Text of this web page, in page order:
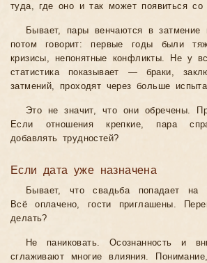
туда, где оно и так может появиться со
Бывает, пары венчаются в затмение
потом говорит: первые годы были
кризисы, непонятные конфликты. Не у
статистика показывает — браки,
затмений, проходят через больше
Это не значит, что они обречены.
Если отношения крепкие, пара
добавлять трудностей?
Если дата уже назначена
Бывает, что свадьба попадает на
Всё оплачено, гости приглашены.
делать?
Не паниковать. Осознанность и
сглаживают многие влияния.